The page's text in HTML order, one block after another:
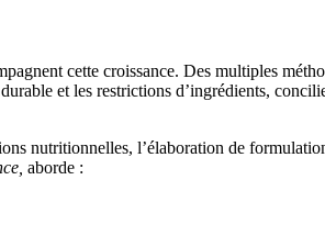
cette croissance. Des multiples
et les restrictions d’ingrédients,
nutritionnelles, l’élaboration de
aborde :